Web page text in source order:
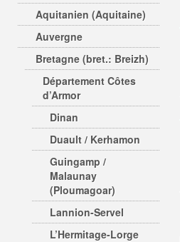
Aquitanien (Aquitaine)
Auvergne
Bretagne (bret.: Breizh)
Département Côtes
d’Armor
Dinan
Duault / Kerhamon
Guingamp /
Malaunay
(Ploumagoar)
Lannion-Servel
L’Hermitage-Lorge